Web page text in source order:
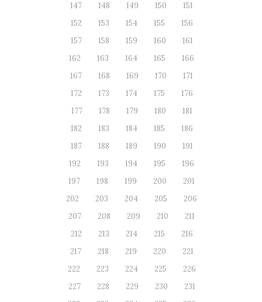
147
148 149 150
151
152
153 154 155
156
157
158 159 160
161
162
163 164 165
166
167
168 169 170
171
172
173 174 175
176
177
178 179 180
181
182
183 184 185
186
187
188 189 190
191
192
193 194 195
196
197
198 199 200
201
202
203 204 205
206
207
208 209 210
211
212
213 214 215
216
217
218 219 220
221
222
223 224 225
226
227
228 229 230
231